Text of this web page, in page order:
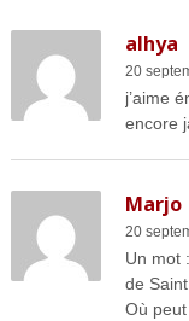
alhya
20
j’aime
encore
Marjo
20
Un mot
de
Où